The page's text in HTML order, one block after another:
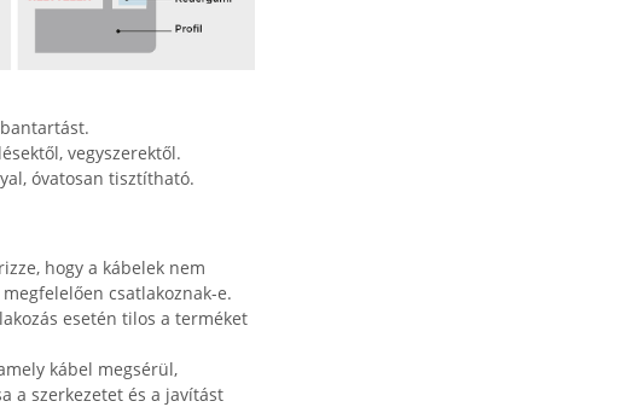
vegyszerektől.
óvatosan tisztítható.
hogy a kábelek nem
csatlakoznak-e.
esetén tilos a terméket
kábel megsérül,
a szerkezetet és a javítást